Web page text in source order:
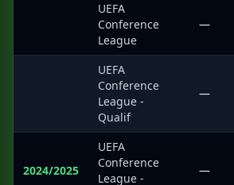
UEFA
Conference
League
—
UEFA
Conference
League -
Qualif
—
2024/2025
UEFA
Conference
League -
—